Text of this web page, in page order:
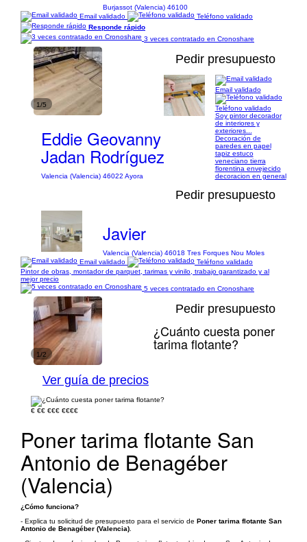
Burjassot (Valencia) 46100
Email validado
Teléfono validado
Responde rápido
3 veces contratado en Cronoshare
1/5
Pedir presupuesto
Eddie Geovanny
Jadan Rodríguez
Valencia (Valencia) 46022 Ayora
Email validado
Teléfono validado
Soy pintor decorador
de interiores y
exteriores...
Decoración de
paredes en papel
tapiz estuco
veneciano tierra
florentina envejecido
decoracion en general
Pedir presupuesto
Javier
Valencia (Valencia) 46018 Tres Forques Nou Moles
Email validado
Teléfono validado
Pintor de obras, montador de parquet, tarimas y vinilo, trabajo garantizado y al
mejor precio
5 veces contratado en Cronoshare
1/2
Pedir presupuesto
¿Cuánto cuesta poner
tarima flotante?
Ver guía de precios
€ €€ €€€ €€€€
Poner tarima flotante San
Antonio de Benagéber
(Valencia)
¿Cómo funciona?
- Explica tu solicitud de presupuesto para el servicio de Poner tarima flotante San
Antonio de Benagéber (Valencia)